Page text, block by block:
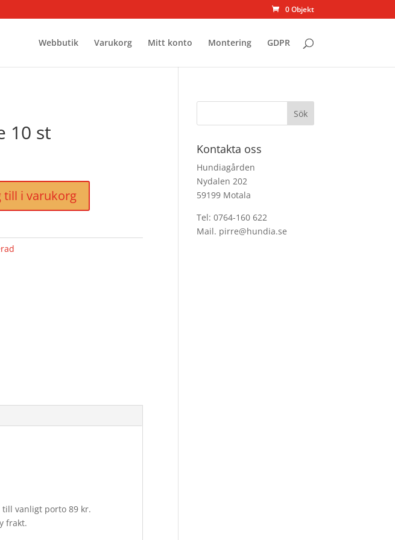
0 Objekt
Webbutik Varukorg Mitt konto Montering GDPR
10 st
till i varukorg
vanligt porto 89 kr.
frakt.
Kontakta oss
Hundiagården
Nydalen 202
59199 Motala
Tel: 0764-160 622
Mail. pirre@hundia.se